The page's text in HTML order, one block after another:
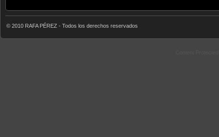
© 2010 RAFA PÉREZ - Todos los derechos reservados